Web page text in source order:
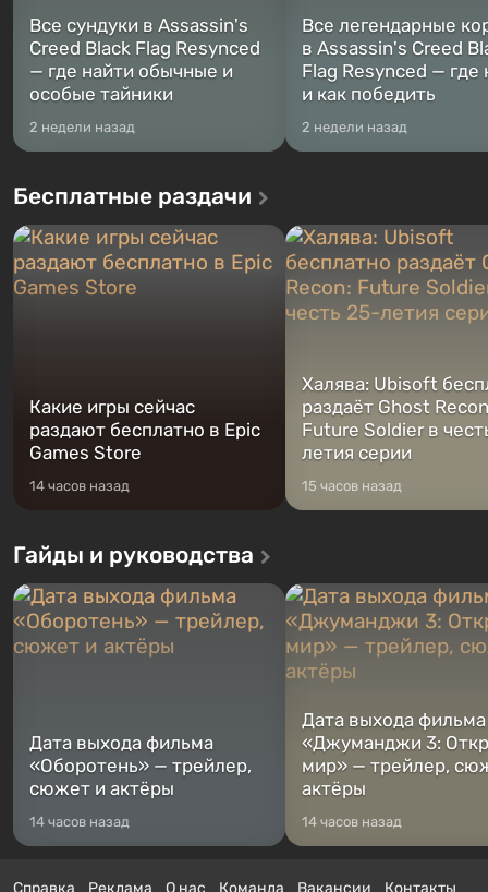
Все сундуки в Assassin's
Creed Black Flag Resynced
— где найти обычные и
особые тайники
2 недели назад
Все легендарные
в Assassin's Creed
Flag Resynced — где
и как победить
2 недели назад
Бесплатные раздачи
Какие игры сейчас
раздают бесплатно в Epic
Games Store
14 часов назад
Халява: Ubisoft
раздаёт Ghost
Future Soldier в
летия серии
15 часов назад
Гайды и руководства
Дата выхода фильма
«Оборотень» — трейлер,
сюжет и актёры
14 часов назад
Дата выхода фильма
«Джуманджи 3:
мир» — трейлер,
актёры
14 часов назад
Справка Реклама О нас Команда Вакансии Контакты